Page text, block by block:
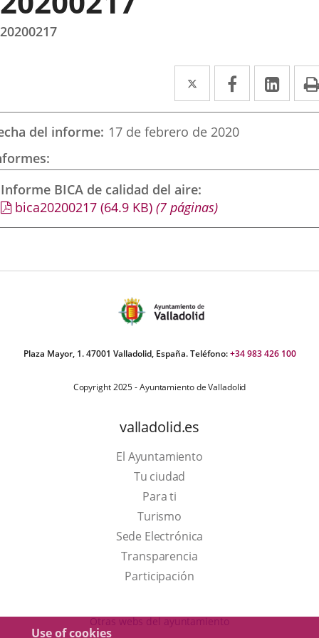
Use of cookies
20200217
Twitter
Enlace
a
una
externa.
Facebook
Enlace
a
una
externa.
a
del informe 17 de febrero de 2020
Informe BICA de calidad del aire
bica20200217 (64.9 KB) (7 páginas)
Plaza Mayor, 1. 47001 Valladolid, España. Teléfono:+34 983 426 100
Copyright 2025 - Ayuntamiento de Valladolid
valladolid.es
El Ayuntamiento
Tu ciudad
Para ti
TurismoThis
link
will
open
a
Sede Electrónica
Transparencia
Participación
Otras webs del ayuntamiento